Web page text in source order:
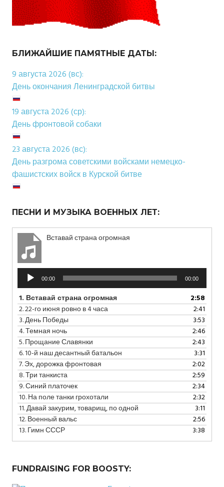
БЛИЖАЙШИЕ ПАМЯТНЫЕ ДАТЫ:
9 августа 2026 (вс):
День окончания Ленинградской битвы
19 августа 2026 (ср):
День фронтовой собаки
23 августа 2026 (вс):
День разгрома советскими войсками немецко-
фашистских войск в Курской битве
ПЕСНИ И МУЗЫКА ВОЕННЫХ ЛЕТ:
Вставай страна огромная
Аудиоплеер
00:00 00:00
1. Вставай страна огромная
2:58
2.22-го июня ровно в 4 часа
2:41
3.День Победы
3:53
4.Темная ночь
2:46
5.Прощание Славянки
2:43
6.10-й наш десантный батальон
3:31
7.Эх, дорожка фронтовая
2:02
8.Три танкиста
2:59
9.Синий платочек
2:34
10.На поле танки грохотали
2:32
11.Давай закурим, товарищ, по одной
3:11
12.Военный вальс
2:56
13.Гимн СССР 3:38
FUNDRAISING FOR BOOSTY: